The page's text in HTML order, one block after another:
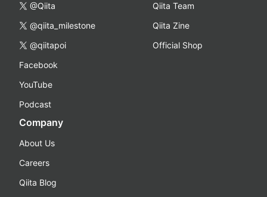
@Qiita
@qiita_milestone
@qiitapoi
Facebook
YouTube
Podcast
Qiita Team
Qiita Zine
Official Shop
Company
About Us
Careers
Qiita Blog